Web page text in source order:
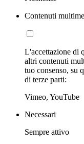
Contenuti
L'accettazione di
altri contenuti
tuo consenso, su
di terze parti:
Vimeo, YouTube
Necessari
Sempre attivo